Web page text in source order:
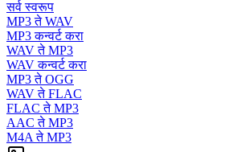
सर्व स्वरूप
MP3 ते WAV
MP3 कन्वर्ट करा
WAV ते MP3
WAV कन्वर्ट करा
MP3 ते OGG
WAV ते FLAC
FLAC ते MP3
AAC ते MP3
M4A ते MP3